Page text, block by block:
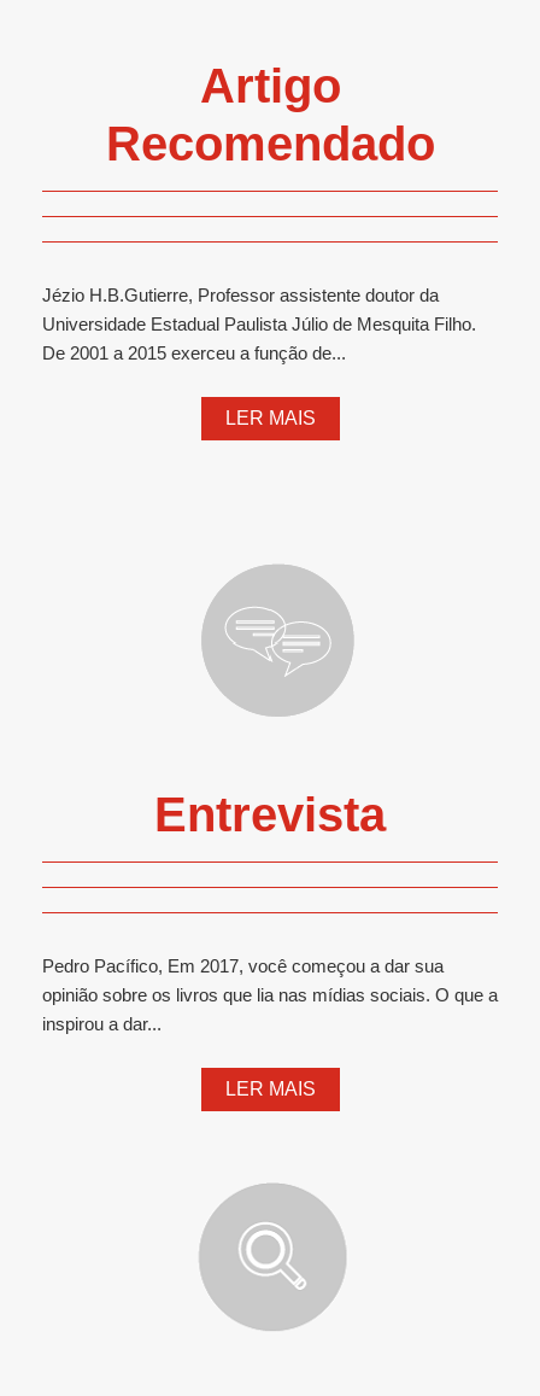
Artigo
Recomendado
Jézio H.B.Gutierre, Professor assistente doutor da
Universidade Estadual Paulista Júlio de Mesquita Filho.
De 2001 a 2015 exerceu a função de...
LER MAIS
Entrevista
Pedro Pacífico, Em 2017, você começou a dar sua
opinião sobre os livros que lia nas mídias sociais. O que a
inspirou a dar...
LER MAIS